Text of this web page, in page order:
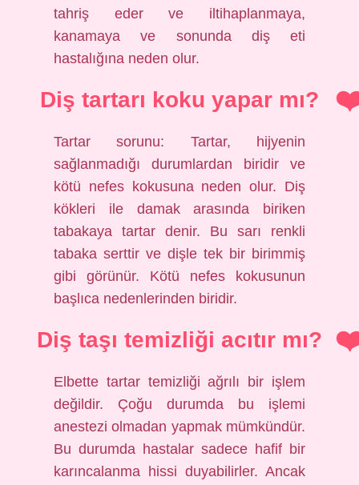
tahriş eder ve iltihaplanmaya,
kanamaya ve sonunda diş eti
hastalığına neden olur.
Diş tartarı koku yapar mı?
Tartar sorunu: Tartar, hijyenin
sağlanmadığı durumlardan biridir ve
kötü nefes kokusuna neden olur. Diş
kökleri ile damak arasında biriken
tabakaya tartar denir. Bu sarı renkli
tabaka serttir ve dişle tek bir birimmiş
gibi görünür. Kötü nefes kokusunun
başlıca nedenlerinden biridir.
Diş taşı temizliği acıtır mı?
Elbette tartar temizliği ağrılı bir işlem
değildir. Çoğu durumda bu işlemi
anestezi olmadan yapmak mümkündür.
Bu durumda hastalar sadece hafif bir
karıncalanma hissi duyabilirler. Ancak